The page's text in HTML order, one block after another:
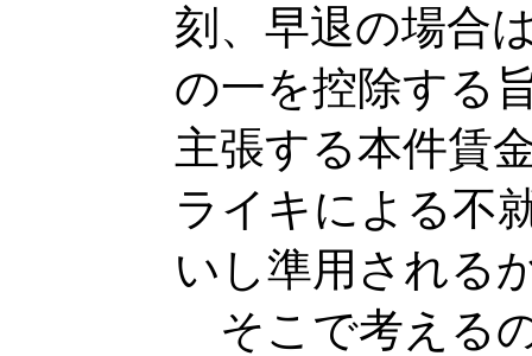
刻、早退の場合
の一を控除する
主張する本件賃
ライキによる不
いし準用される
そこで考える